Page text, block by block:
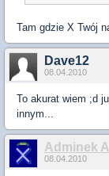
Tam gdzie X Twój
Dave12
08.04.2010
To akurat wiem ;d
innym...
Adminek
08.04.2010